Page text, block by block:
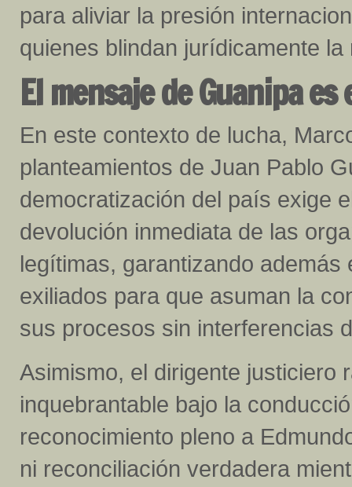
para aliviar la presión
quienes blindan jurídicamente
El mensaje de Guanipa es
En este contexto de lucha,
planteamientos de Juan Pablo
democratización del país exige
devolución inmediata de las
legítimas, garantizando
exiliados para que asuman la
sus procesos sin interferencias
Asimismo, el dirigente justiciero
inquebrantable bajo la
reconocimiento pleno a
ni reconciliación verdadera